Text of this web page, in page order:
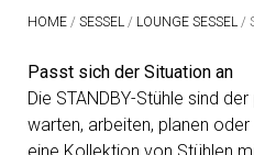
HOME / SESSEL / LOUNGE SESSEL /
Passt sich der Situation an
Die STANDBY-Stühle sind
warten, arbeiten, planen